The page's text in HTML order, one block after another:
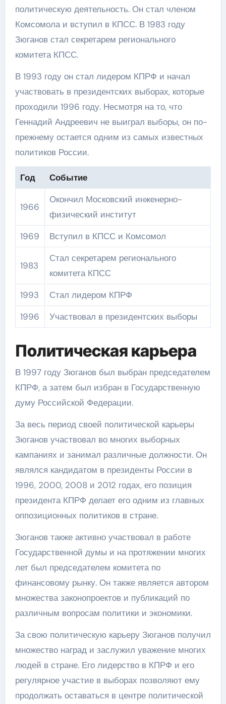
политическую деятельность. Он стал членом
Комсомола и вступил в КПСС. В 1983 году
Зюганов стал секретарем регионального
комитета КПСС.
В 1993 году он стал лидером КПРФ и начал
участвовать в президентских выборах, которые
проходили 1996 году. Несмотря на то, что
Геннадий Андреевич не выиграл выборы, он по-
прежнему остается одним из самых известных
политиков России.
Год Событие
1966
Окончил Московский инженерно-
физический институт
1969
Вступил в КПСС и Комсомол
1983
Стал секретарем регионального
комитета КПСС
1993
Стал лидером КПРФ
1996
Участвовал в президентских выборы
Политическая карьера
В 1997 году Зюганов был выбран председателем
КПРФ, а затем был избран в Государственную
думу Российской Федерации.
За весь период своей политической карьеры
Зюганов участвовал во многих выборных
кампаниях и занимал различные должности. Он
являлся кандидатом в президенты России в
1996, 2000, 2008 и 2012 годах, его позиция
президента КПРФ делает его одним из главных
оппозиционных политиков в стране.
Зюганов также активно участвовал в работе
Государственной думы и на протяжении многих
лет был председателем комитета по
финансовому рынку. Он также является автором
множества законопроектов и публикаций по
различным вопросам политики и экономики.
За свою политическую карьеру Зюганов получил
множество наград и заслужил уважение многих
людей в стране. Его лидерство в КПРФ и его
регулярное участие в выборах позволяют ему
продолжать оставаться в центре политической